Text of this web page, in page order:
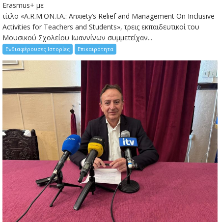
Erasmus+ με
τίτλο «A.R.M.ON.I.A.: Anxiety’s Relief and Management On Inclusive
Activities for Teachers and Students», τρεις εκπαιδευτικοί του
Μουσικού Σχολείου Ιωαννίνων συμμετείχαν...
Ενδιαφέρουσες Ιστορίες Επικαιρότητα